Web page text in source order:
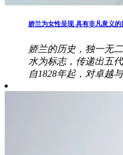
娇兰为女性呈现 具有非凡意义
娇兰的历史，独一无
水为标志，传递出五
自1828年起，对卓越